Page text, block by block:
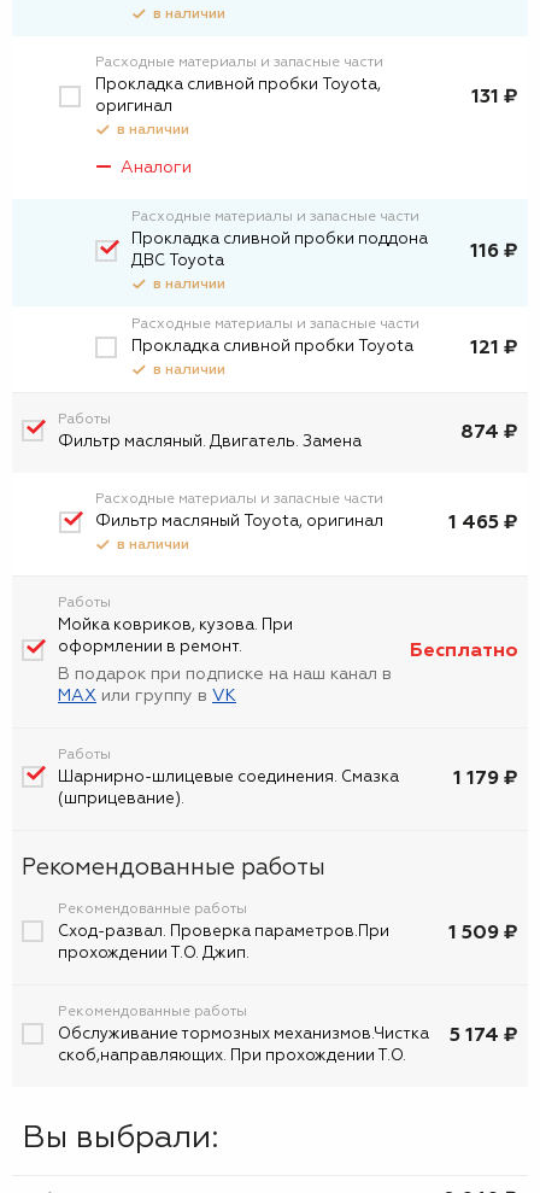
в наличии
Расходные материалы и запасные части
Прокладка сливной пробки Toyota,
оригинал
в наличии
131 ₽
Аналоги
Расходные материалы и запасные части
Прокладка сливной пробки поддона
ДВС Toyota
в наличии
116 ₽
Расходные материалы и запасные части
Прокладка сливной пробки Toyota
в наличии
121 ₽
Работы
Фильтр масляный. Двигатель. Замена 874 ₽
Расходные материалы и запасные части
Фильтр масляный Toyota, оригинал
в наличии
1 465 ₽
Работы
Мойка ковриков, кузова. При
оформлении в ремонт.
В подарок при подписке на наш канал в
MAX или группу в VK
Бесплатно
Работы
Шарнирно-шлицевые соединения. Смазка
(шприцевание).
1 179 ₽
Рекомендованные работы
Рекомендованные работы
Сход-развал. Проверка параметров.При
прохождении Т.О. Джип.
1 509 ₽
Рекомендованные работы
Обслуживание тормозных механизмов.Чистка
скоб,направляющих. При прохождении Т.О.
5 174 ₽
Вы выбрали: